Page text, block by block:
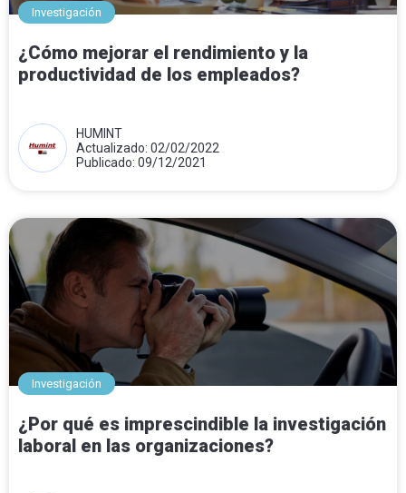
Investigación
¿Cómo mejorar el rendimiento y la
productividad de los empleados?
HUMINT
Actualizado: 02/02/2022
Publicado: 09/12/2021
Investigación
¿Por qué es imprescindible la investigación
laboral en las organizaciones?